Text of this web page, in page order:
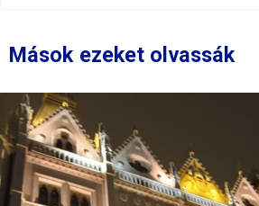
Mások ezeket olvassák